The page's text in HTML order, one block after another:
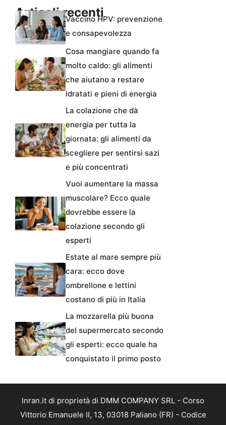
Articoli recentiVaccino HPV: prevenzione
e consapevolezza
Cosa mangiare quando fa
molto caldo: gli alimenti
che aiutano a restare
idratati e pieni di energia
La colazione che dà
energia per tutta la
giornata: gli alimenti da
scegliere per sentirsi sazi
e più concentrati
Vuoi aumentare la massa
muscolare? Ecco quale
dovrebbe essere la
colazione secondo gli
esperti
Estate al mare sempre più
cara: ecco dove
ombrellone e lettini
costano di più in Italia
La mozzarella più buona
del supermercato secondo
gli esperti: ecco quale ha
conquistato il primo posto
Inran.it di proprietà di DMM COMPANY SRL - Corso
Vittorio Emanuele II, 13, 03018 Paliano (FR) - Codice